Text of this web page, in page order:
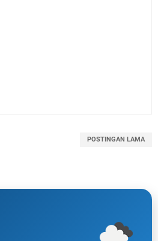
POSTINGAN LAMA